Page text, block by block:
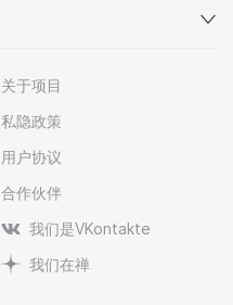
关于项目
私隐政策
用户协议
合作伙伴
我们是VKontakte
我们在禅